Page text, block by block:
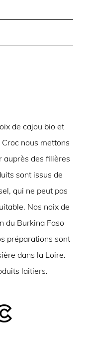
de cajou bio et
nous mettons
auprès des filières
sont issus de
qui ne peut pas
Nos noix de
du Burkina Faso
préparations sont
dans la Loire.
laitiers.